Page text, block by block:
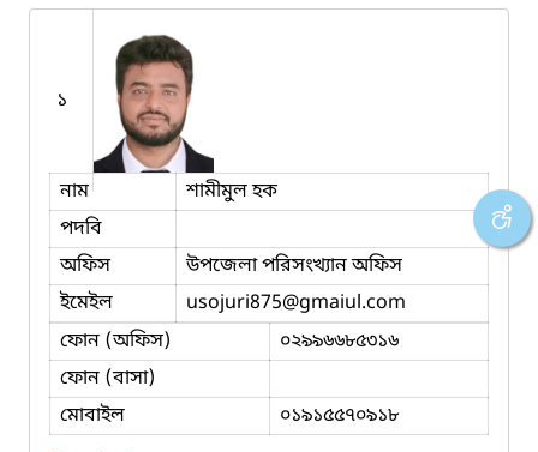
১
নাম
শামীমুল হক
পদবি
অফিস
উপজেলা পরিসংখ্যান অফিস
ইমেইল
usojuri875@gmaiul.com
ফোন (অফিস)
০২৯৯৬৬৮৫৩১৬
ফোন (বাসা)
মোবাইল
০১৯১৫৫৭০৯১৮